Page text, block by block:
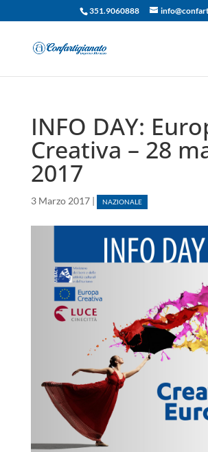
351.9060888
INFO DAY:
Creativa – 28
2017
3 Marzo 2017| NAZIONALE